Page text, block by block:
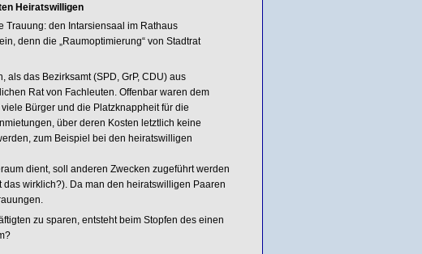
Heiratswilligen
Trauung: den Intarsiensaal im Rathaus
denn die „Raumoptimierung“ von Stadtrat
als das Bezirksamt (SPD, GrP, CDU) aus
Rat von Fachleuten. Offenbar waren dem
Bürger und die Platzknappheit für die
über deren Kosten letztlich keine
zum Beispiel bei den heiratswilligen
dient, soll anderen Zwecken zugeführt werden
wirklich?). Da man den heiratswilligen Paaren
zu sparen, entsteht beim Stopfen des einen